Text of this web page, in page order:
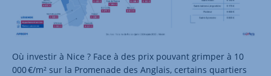
Où investir à Nice ? Face à des prix pouvant grimper à 10
000 €/m² sur la Promenade des Anglais, certains quartiers